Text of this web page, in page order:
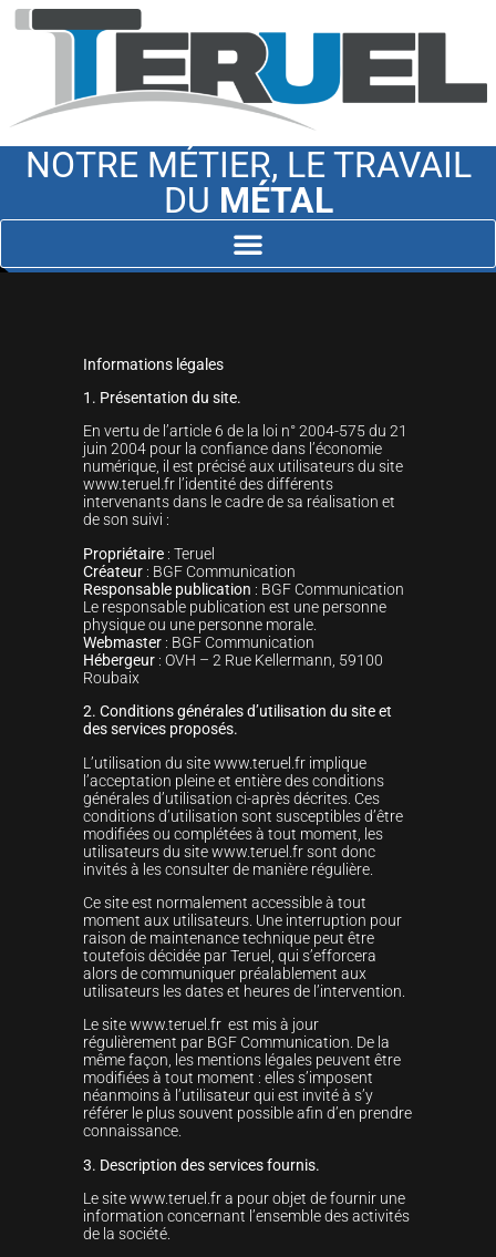
NOTRE MÉTIER, LE TRAVAIL
DU MÉTAL
Informations légales
1. Présentation du site.
En vertu de l’article 6 de la loi n° 2004-575 du 21
juin 2004 pour la confiance dans l’économie
numérique, il est précisé aux utilisateurs du site
www.teruel.fr l’identité des différents
intervenants dans le cadre de sa réalisation et
de son suivi :
Propriétaire : Teruel
Créateur : BGF Communication
Responsable publication : BGF Communication
Le responsable publication est une personne
physique ou une personne morale.
Webmaster : BGF Communication
Hébergeur : OVH – 2 Rue Kellermann, 59100
Roubaix
2. Conditions générales d’utilisation du site et
des services proposés.
L’utilisation du site www.teruel.fr implique
l’acceptation pleine et entière des conditions
générales d’utilisation ci-après décrites. Ces
conditions d’utilisation sont susceptibles d’être
modifiées ou complétées à tout moment, les
utilisateurs du site www.teruel.fr sont donc
invités à les consulter de manière régulière.
Ce site est normalement accessible à tout
moment aux utilisateurs. Une interruption pour
raison de maintenance technique peut être
toutefois décidée par Teruel, qui s’efforcera
alors de communiquer préalablement aux
utilisateurs les dates et heures de l’intervention.
Le site www.teruel.fr est mis à jour
régulièrement par BGF Communication. De la
même façon, les mentions légales peuvent être
modifiées à tout moment : elles s’imposent
néanmoins à l’utilisateur qui est invité à s’y
référer le plus souvent possible afin d’en prendre
connaissance.
3. Description des services fournis.
Le site www.teruel.fr a pour objet de fournir une
information concernant l’ensemble des activités
de la société.